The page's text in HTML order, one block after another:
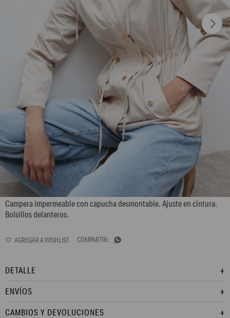
L170GOC2
Campera impermeable con capucha desmontable. Ajuste en cintura.
Bolsillos delanteros.

DETALLE
ENVÍOS
CAMBIOS Y DEVOLUCIONES